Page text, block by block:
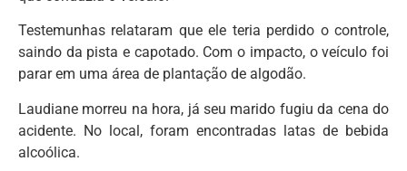
Testemunhas relataram que ele teria perdido o controle,
saindo da pista e capotado. Com o impacto, o veículo foi
parar em uma área de plantação de algodão.
Laudiane morreu na hora, já seu marido fugiu da cena do
acidente. No local, foram encontradas latas de bebida
alcoólica.